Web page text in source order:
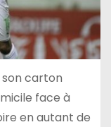
son carton
face à
en autant de